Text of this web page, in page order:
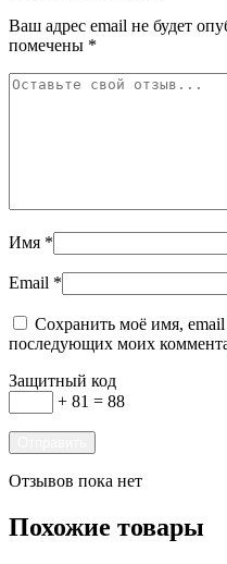
Ваш адрес email не будет
помечены *
Имя *
Email *
Сохранить моё имя, email
последующих моих
Защитный код
+ 81 = 88
Отзывов пока нет
Похожие товары